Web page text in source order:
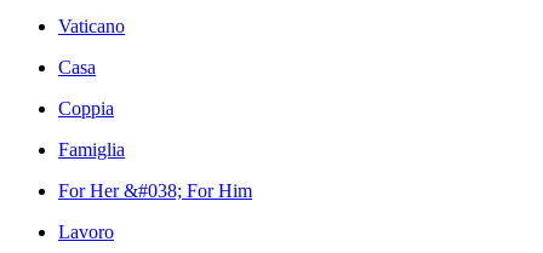
Vaticano
Casa
Coppia
Famiglia
For Her &#038; For Him
Lavoro